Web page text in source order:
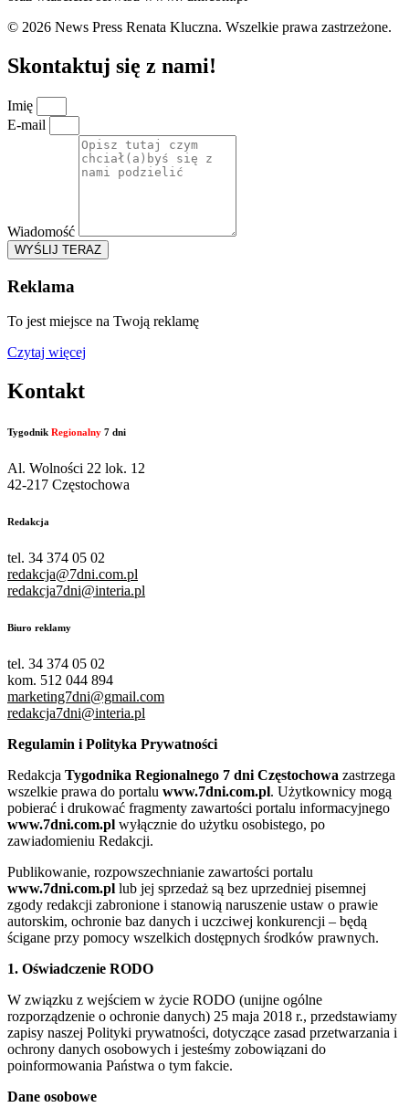
© 2026 News Press Renata Kluczna. Wszelkie prawa zastrzeżone.
Skontaktuj się z nami!
Imię
E-mail
Wiadomość
WYŚLIJ TERAZ
Reklama
To jest miejsce na Twoją reklamę
Czytaj więcej
Kontakt
Tygodnik Regionalny 7 dni
Al. Wolności 22 lok. 12
42-217 Częstochowa
Redakcja
tel. 34 374 05 02
redakcja@7dni.com.pl
redakcja7dni@interia.pl
Biuro reklamy
tel. 34 374 05 02
kom. 512 044 894
marketing7dni@gmail.com
redakcja7dni@interia.pl
Regulamin i Polityka Prywatności
Redakcja Tygodnika Regionalnego 7 dni Częstochowa zastrzega
wszelkie prawa do portalu www.7dni.com.pl. Użytkownicy mogą
pobierać i drukować fragmenty zawartości portalu informacyjnego
www.7dni.com.pl wyłącznie do użytku osobistego, po
zawiadomieniu Redakcji.
Publikowanie, rozpowszechnianie zawartości portalu
www.7dni.com.pl lub jej sprzedaż są bez uprzedniej pisemnej
zgody redakcji zabronione i stanowią naruszenie ustaw o prawie
autorskim, ochronie baz danych i uczciwej konkurencji – będą
ścigane przy pomocy wszelkich dostępnych środków prawnych.
1. Oświadczenie RODO
W związku z wejściem w życie RODO (unijne ogólne
rozporządzenie o ochronie danych) 25 maja 2018 r., przedstawiamy
zapisy naszej Polityki prywatności, dotyczące zasad przetwarzania i
ochrony danych osobowych i jesteśmy zobowiązani do
poinformowania Państwa o tym fakcie.
Dane osobowe